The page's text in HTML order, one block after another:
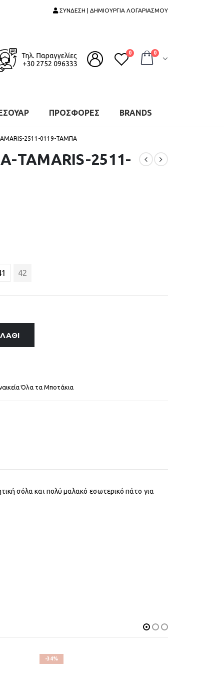
ΣΥΝΔΕΣΗ | ΔΗΜΙΟΥΡΓΙΑ ΛΟΓΑΡΙΑΣΜΟΥ
0 0
ΠΡΟΣΦΟΡΕΣ BRANDS
2511-0119-ΤΑΜΠΑ
TAMARIS-2511-
42
Όλα τα Μποτάκια
σόλα και πολύ μαλακό εσωτερικό πάτο για
-34%